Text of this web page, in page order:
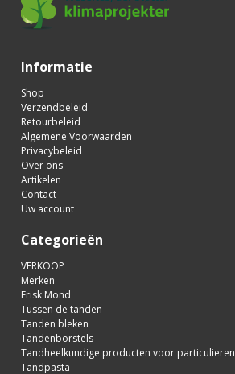
Informatie
Shop
Verzendbeleid
Retourbeleid
Algemene Voorwaarden
Privacybeleid
Over ons
Artikelen
Contact
Uw account
Categorieën
VERKOOP
Merken
Frisk Mond
Tussen de tanden
Tanden bleken
Tandenborstels
Tandheelkundige producten voor particulieren
Tandpasta